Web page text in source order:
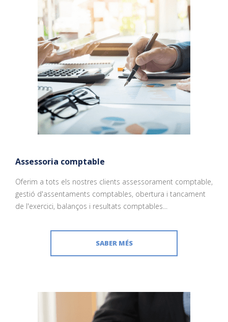
Assessoria comptable
Oferim a tots els nostres clients assessorament comptable,
gestió d'assentaments comptables, obertura i tancament
de l'exercici, balanços i resultats comptables...
SABER MÉS